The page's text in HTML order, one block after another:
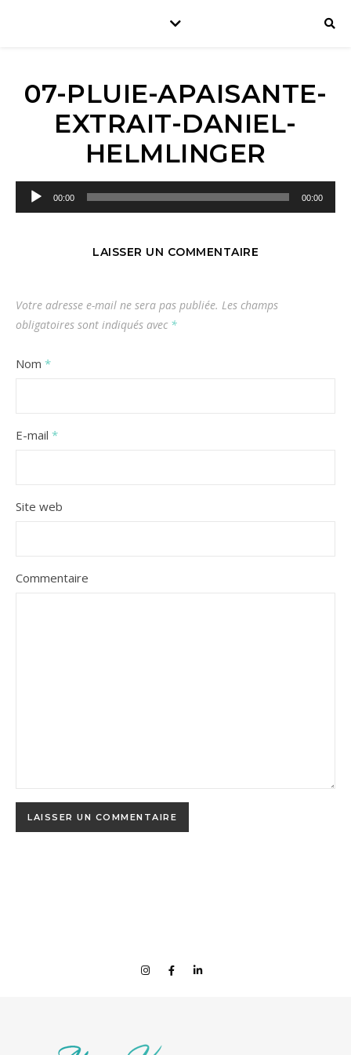
07-PLUIE-APAISANTE-
EXTRAIT-DANIEL-
HELMLINGER
Lecteur
audio
00:00 00:00
LAISSER UN COMMENTAIRE
Votre adresse e-mail ne sera pas publiée. Les champs
obligatoires sont indiqués avec *
Nom *
E-mail *
Site web
Commentaire